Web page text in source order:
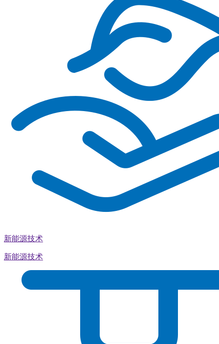
新能源技术
新能源技术